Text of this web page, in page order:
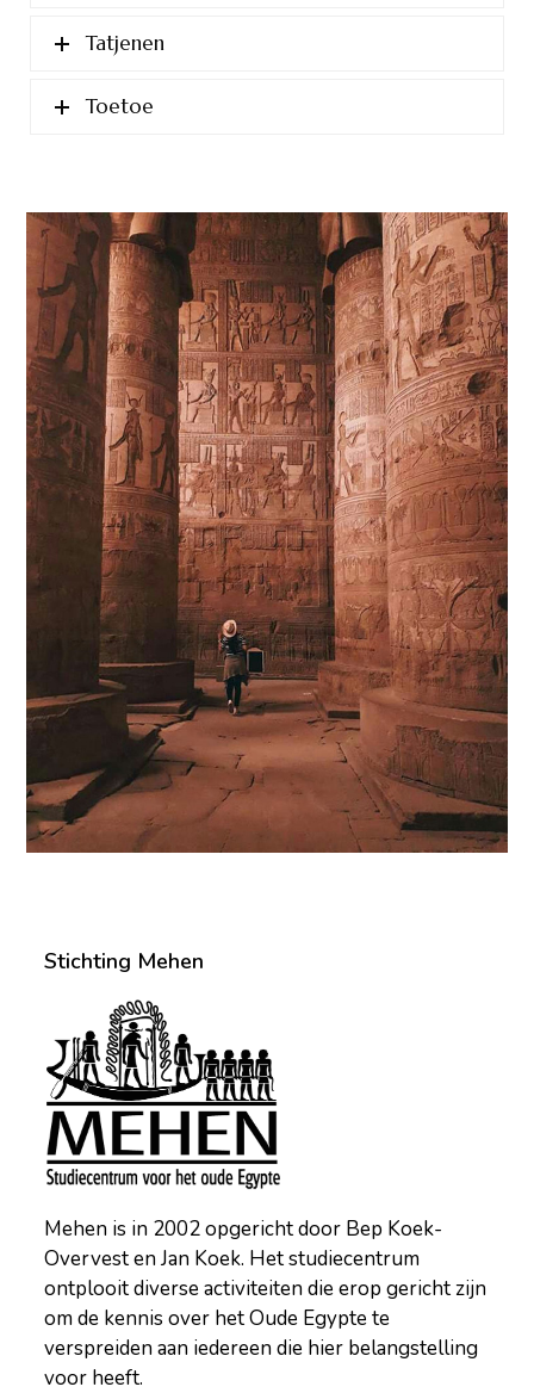
Tatjenen
Toetoe
Stichting Mehen
Mehen is in 2002 opgericht door Bep Koek-
Overvest en Jan Koek. Het studiecentrum
ontplooit diverse activiteiten die erop gericht zijn
om de kennis over het Oude Egypte te
verspreiden aan iedereen die hier belangstelling
voor heeft.